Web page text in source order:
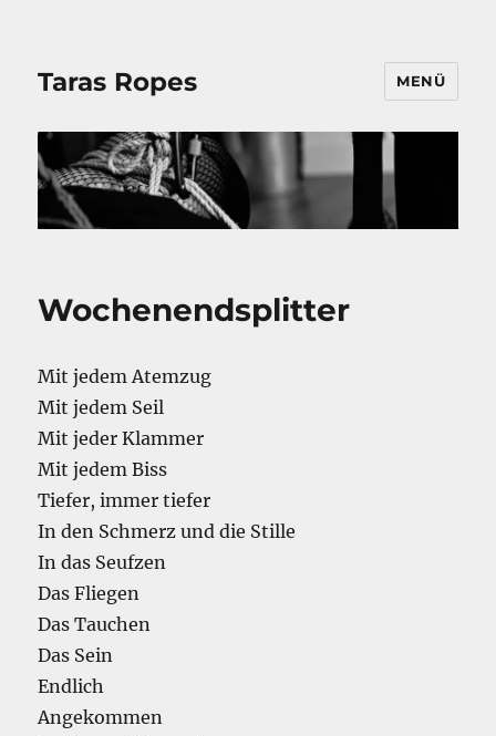
Taras Ropes MENÜ
Wochenendsplitter
Mit jedem Atemzug
Mit jedem Seil
Mit jeder Klammer
Mit jedem Biss
Tiefer, immer tiefer
In den Schmerz und die Stille
In das Seufzen
Das Fliegen
Das Tauchen
Das Sein
Endlich
Angekommen